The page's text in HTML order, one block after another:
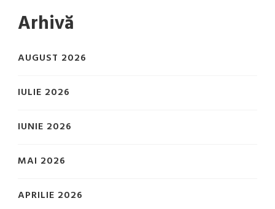
Arhivă
AUGUST 2026
IULIE 2026
IUNIE 2026
MAI 2026
APRILIE 2026